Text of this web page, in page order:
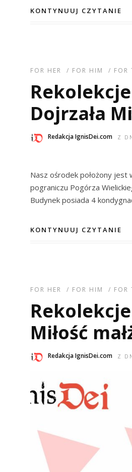
KONTYNUUJ CZYTANIE
FOR HER / FOR HIM / FOR
Dojrzała
Redakcja IgnisDei.com Z
Nasz ośrodek położony
pograniczu Pogórza
Budynek posiada 4
KONTYNUUJ CZYTANIE
FOR HER / FOR HIM / FOR
Miłość
Redakcja IgnisDei.com Z